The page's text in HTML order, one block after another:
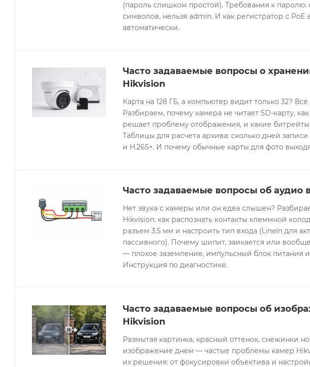
(пароль слишком простой). Требования к паролю:
символов, нельзя admin. И как регистратор с PoE
автоматически.
Часто задаваемые вопросы о
Hikvision
Карта на 128 ГБ, а компьютер видит только 32?
Разбираем, почему камера не читает SD-карту,
решает проблему отображения, и какие
Таблицы для расчета архива: сколько дней
и H.265+. И почему обычные карты для фото
Часто задаваемые вопросы об аудио
Нет звука с камеры или он едва слышен?
Hikvision: как распознать контакты клеммной
разъем 3.5 мм и настроить тип входа (LineIn для
пассивного). Почему шипит, заикается или
— плохое заземление, импульсный блок питания
Инструкция по диагностике.
Часто задаваемые вопросы об
Hikvision
Размытая картинка, красный оттенок, снежинки
изображение днем — частые проблемы камер
их решения: от фокусировки объектива и